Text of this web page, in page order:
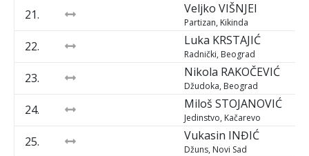
21. Veljko VIŠNJEI
Partizan, Kikinda
22. Luka KRSTAJIĆ
Radnički, Beograd
23. Nikola RAKOČEVIĆ
Džudoka, Beograd
24. Miloš STOJANOVIĆ
Jedinstvo, Kačarevo
25. Vukasin INĐIĆ
Džuns, Novi Sad